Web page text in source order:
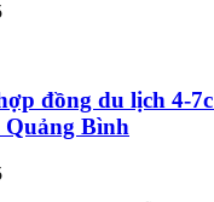
đồng du lịch 4-
Bình